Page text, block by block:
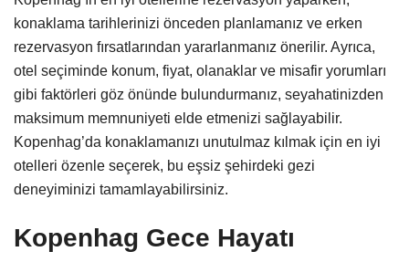
konaklama tarihlerinizi önceden planlamanız ve erken
rezervasyon fırsatlarından yararlanmanız önerilir. Ayrıca,
otel seçiminde konum, fiyat, olanaklar ve misafir yorumları
gibi faktörleri göz önünde bulundurmanız, seyahatinizden
maksimum memnuniyeti elde etmenizi sağlayabilir.
Kopenhag’da konaklamanızı unutulmaz kılmak için en iyi
otelleri özenle seçerek, bu eşsiz şehirdeki gezi
deneyiminizi tamamlayabilirsiniz.
Kopenhag Gece Hayatı